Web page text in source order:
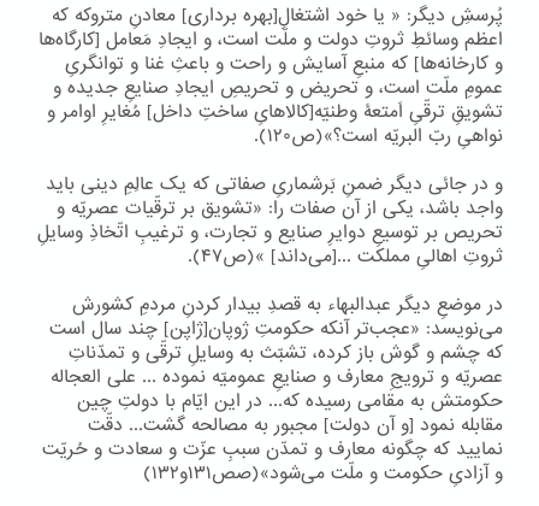
پُرسشِ دیگر: « یا خود اشتغالِ[بهره برداری] معادنِ متروکه که
اعظم وسائطِ ثروتِ دولت و ملّت است، و ایجادِ مَعامل [کارگاه‌ها
و کارخانه‌ها] که منبعِ آسایش و راحت و باعثِ غنا و توانگریِ
عمومِ ملّت است، و تحریض و تحریصِ ایجادِ صنایعِ جدیده و
تشویقِ ترقّیِ اَمتعۀ وطنیّه[کالاهایِ ساختِ داخل] مُغایرِ اوامر و
نواهیِ ربّ البریّه است؟»(ص۱۲۰).
و در جائی دیگر ضمنِ بَرشماریِ صفاتی که یک عالِمِ دینی باید
واجد باشد، یکی از آن صفات را: «تشویق بر ترقّیات عصریّه و
تحریص بر توسیعِ دوایرِ صنایع و تجارت، و ترغیبِ اتّخاذِ وسایلِ
ثروتِ اهالیِ مملکت ...[می‌داند] »(ص۴۷).
در موضعِ دیگر عبدالبهاء به قصدِ بیدار کردنِ مردمِ کشورش
می‌نویسد: «عجب‌تر آنکه حکومتِ ژوپان[ژاپن] چند سال است
که چشم و گوش باز کرده، تشبّث به وسایلِ ترقّی و تمدّناتِ
عصریّه و ترویجِ معارف و صنایعِ عمومیّه نموده ... علی العجاله
حکومتش به مقامی رسیده که... در این ایّام با دولتِ چین
مقابله نمود [و آن دولت] مجبور به مصالحه گشت... دقّت
نمایید که چگونه معارف و تمدّن سببِ عزّت و سعادت و حُریّت
و آزادیِ حکومت و ملّت می‌شود»(صص۱۳۱و۱۳۲)